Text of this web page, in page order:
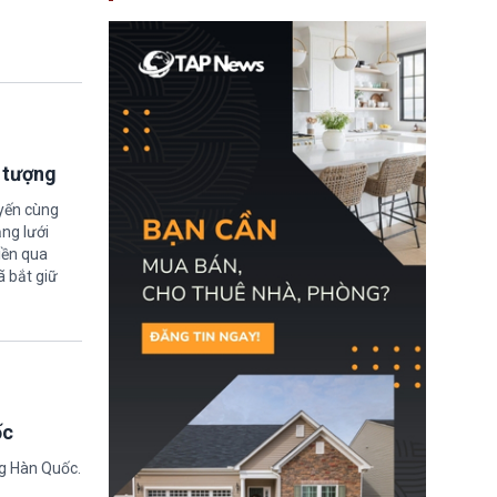
cùng
lưới
qua
bắt giữ
Quốc.
gan B hoặc viêm gan C
sẽ không còn bị mặc
định không đáp ứng tiêu
chuẩn sức khỏe chỉ vì
chi phí điều trị khi nộp hồ
sơ xin visa cư trú.